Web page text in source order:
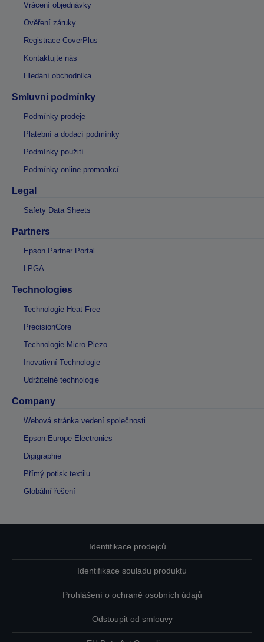
Vrácení objednávky
Ověření záruky
Registrace CoverPlus
Kontaktujte nás
Hledání obchodníka
Smluvní podmínky
Podmínky prodeje
Platební a dodací podmínky
Podmínky použití
Podmínky online promoakcí
Legal
Safety Data Sheets
Partners
Epson Partner Portal
LPGA
Technologies
Technologie Heat-Free
PrecisionCore
Technologie Micro Piezo
Inovativní Technologie
Udržitelné technologie
Company
Webová stránka vedení společnosti
Epson Europe Electronics
Digigraphie
Přímý potisk textilu
Globální řešení
Identifikace prodejců
Identifikace souladu produktu
Prohlášení o ochraně osobních údajů
Odstoupit od smlouvy